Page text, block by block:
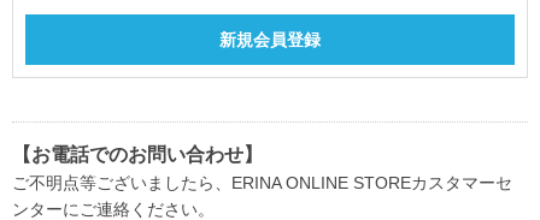
【お電話でのお問い合わせ】
ご不明点等ございましたら、ERINA ONLINE STOREカスタマーセ
ンターにご連絡ください。